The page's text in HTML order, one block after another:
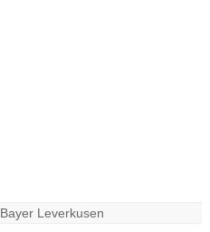
Bayer Leverkusen